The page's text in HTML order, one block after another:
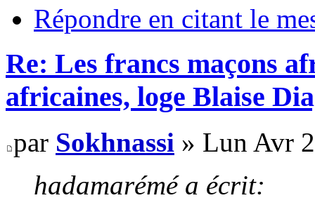
Répondre en citant le
Re: Les francs maçons
africaines, loge Blaise
par Sokhnassi » Lun Avr
hadamarémé a écrit: